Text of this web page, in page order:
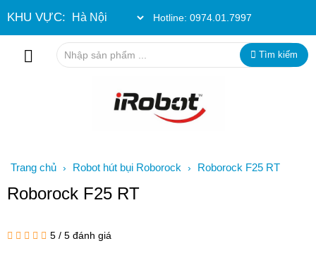
KHU VỰC: Hotline: 0974.01.7997
Tìm kiếm
Trang chủ › Robot hút bụi Roborock › Roborock F25 RT
Roborock F25 RT
5 / 5 đánh giá